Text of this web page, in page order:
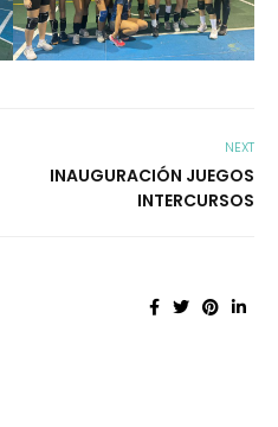
NEXT
INAUGURACIÓN JUEGOS
INTERCURSOS